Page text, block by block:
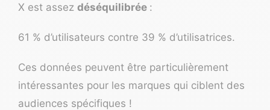
X est assez déséquilibrée :
61 % d’utilisateurs contre 39 % d’utilisatrices.
Ces données peuvent être particulièrement
intéressantes pour les marques qui ciblent des
audiences spécifiques !